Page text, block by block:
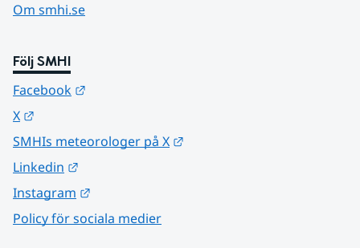
Om smhi.se
Följ SMHI
Facebook
X
SMHIs meteorologer på X
Linkedin
Instagram
Policy för sociala medier